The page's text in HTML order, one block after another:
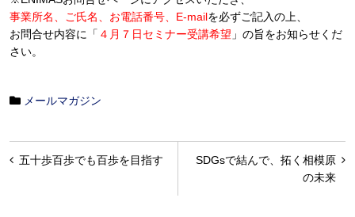
事業所名、ご氏名、お電話番号、E-mailを必ずご記入の上、
お問合せ内容に「 ４月７日セミナー受講希望 」の旨をお知らせくだ
さい。
メールマガジン
投
SDGsで結んで、拓く相模原
の未来
五十歩百歩でも百歩を目指す